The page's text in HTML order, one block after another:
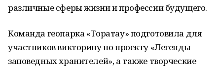
различные сферы жизни и профессии будущего.
Команда геопарка «Торатау» подготовила для
участников викторину по проекту «Легенды
заповедных хранителей», а также творческие